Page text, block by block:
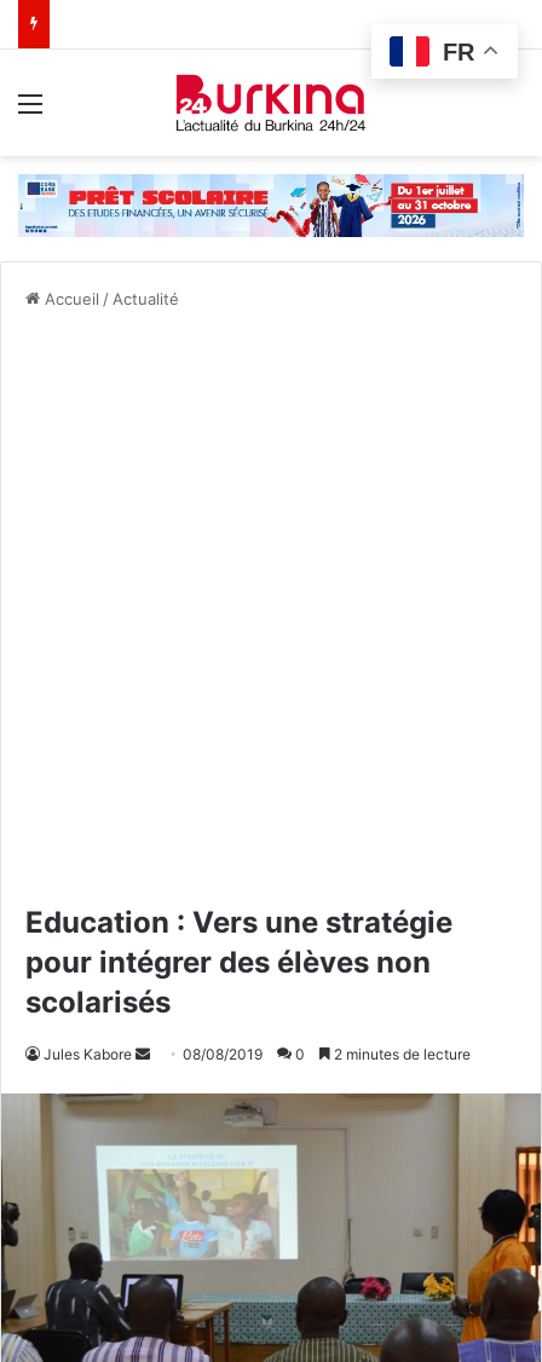
Accueil / Actualité
Education : Vers une stratégie
pour intégrer des élèves non
scolarisés
Jules Kabore
o
y
e
r
u
n
o
08/08/2019 0 2 minutes de lecture
FR